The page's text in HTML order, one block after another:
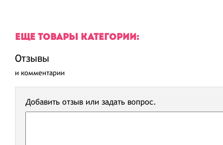
ЕЩЕ ТОВАРЫ КАТЕГОРИИ:
Отзывы
и комментарии
Добавить отзыв или задать вопрос.